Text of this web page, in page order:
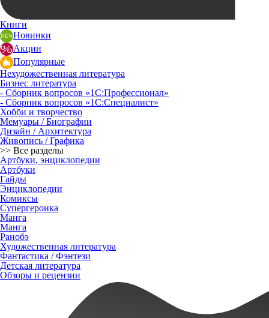
Книги
Новинки
Акции
Популярные
Нехудожественная литература
Бизнес литература
- Сборник вопросов «1С:Профессионал»
- Сборник вопросов «1С:Специалист»
Хобби и творчество
Мемуары / Биографии
Дизайн / Архитектура
Живопись / Графика
>> Все разделы
Артбуки, энциклопедии
Артбуки
Гайды
Энциклопедии
Комиксы
Супергероика
Манга
Манга
Ранобэ
Художественная литература
Фантастика / Фэнтези
Детская литература
Обзоры и рецензии